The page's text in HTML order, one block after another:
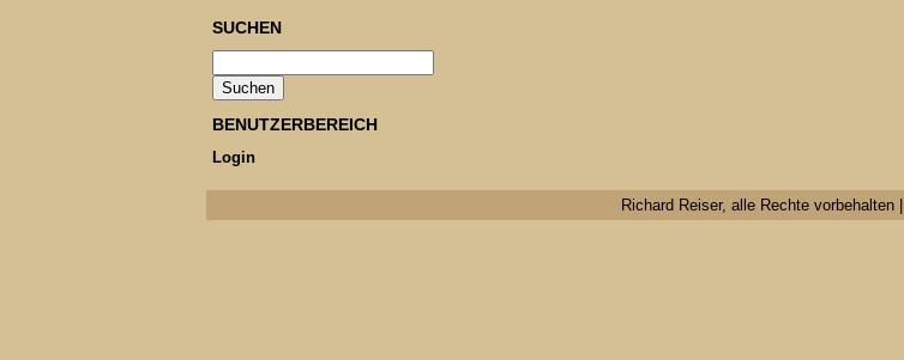
SUCHEN
BENUTZERBEREICH
Login
Richard Reiser, alle Rechte vorbehalten |